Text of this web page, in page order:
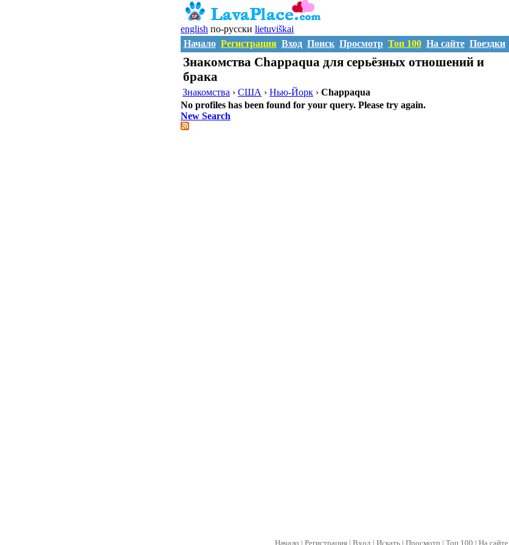
english по-русски lietuviškai
Начало Регистрация Вход Поиск Просмотр Топ 100 На сайте Поездки
Знакомства Chappaqua для серьёзных отношений и
брака
Знакомства ›США ›Нью-Йорк ›Chappaqua
No profiles has been found for your query. Please try again.
New Search
Начало | Регистрация | Вход | Искать | Просмотр | Топ 100 | На сайте